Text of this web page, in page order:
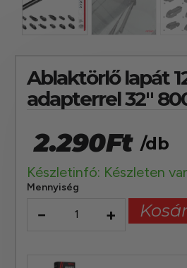
Ablaktörlő lapát
adapterrel 32″
2.290Ft /db
Készletinfó: Készleten
Mennyiség
− +